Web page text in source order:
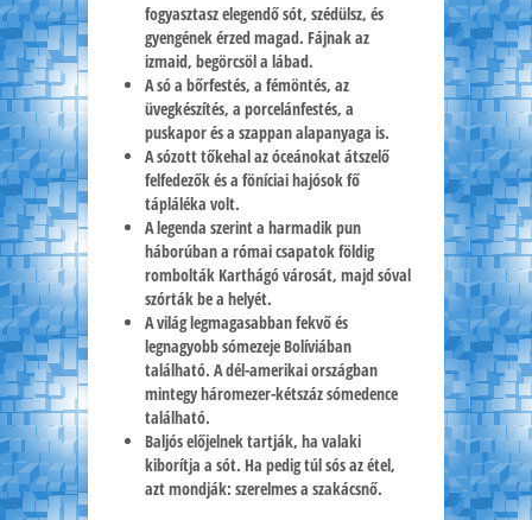
fogyasztasz elegendő sót, szédülsz, és
gyengének érzed magad. Fájnak az
izmaid, begörcsöl a lábad.
A só a bőrfestés, a fémöntés, az
üvegkészítés, a porcelánfestés, a
puskapor és a szappan alapanyaga is.
A sózott tőkehal az óceánokat átszelő
felfedezők és a föníciai hajósok fő
tápláléka volt.
A legenda szerint a harmadik pun
háborúban a római csapatok földig
rombolták Karthágó városát, majd sóval
szórták be a helyét.
A világ legmagasabban fekvő és
legnagyobb sómezeje Bolíviában
található. A dél-amerikai országban
mintegy háromezer-kétszáz sómedence
található.
Baljós előjelnek tartják, ha valaki
kiborítja a sót. Ha pedig túl sós az étel,
azt mondják: szerelmes a szakácsnő.